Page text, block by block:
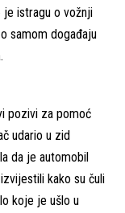
je istragu o vožnji
samom događaju
pozivi za pomoć
udario u zid
da je automobil
kako su čuli
koje je ušlo u